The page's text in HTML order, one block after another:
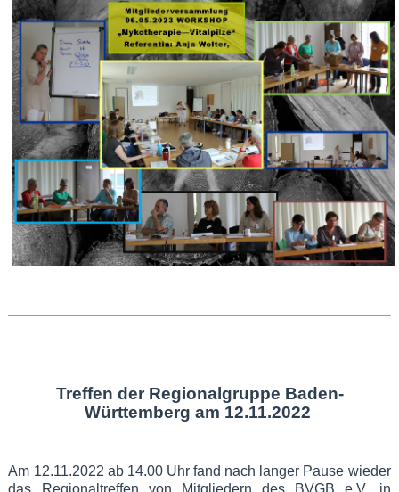
Treffen der Regionalgruppe Baden-
Württemberg am 12.11.2022
Am 12.11.2022 ab 14.00 Uhr fand nach langer Pause wieder
das Regionaltreffen von Mitgliedern des BVGB e.V. in